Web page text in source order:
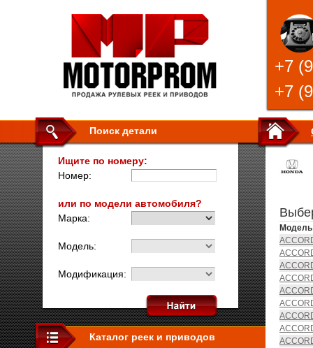
+7
+7
Поиск детали
Модель
Ищите по номеру:
Номер:
или по модели автомобиля?
Марка:
Модель:
Модификация:
Каталог реек и приводов